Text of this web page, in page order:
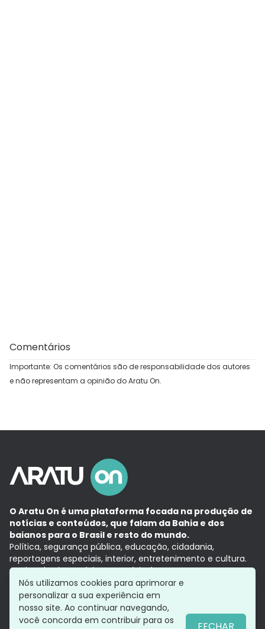
Comentários
Importante: Os comentários são de responsabilidade dos autores
e não representam a opinião do Aratu On.
O Aratu On é uma plataforma focada na produção de
notícias e conteúdos, que falam da Bahia e dos
baianos para o Brasil e resto do mundo.
Política, segurança pública, educação, cidadania,
reportagens especiais, interior, entretenimento e cultura.
Aqui, tudo vira notícia e a notícia é no tempo presente,
com a credibilidade do Grupo Aratu.
Grupo Aratu
Política de privacidade
Nós utilizamos cookies para aprimorar e
personalizar a sua experiência em
nosso site. Ao continuar navegando,
você concorda em contribuir para os